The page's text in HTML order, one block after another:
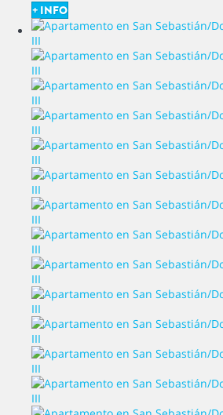
+ INFO